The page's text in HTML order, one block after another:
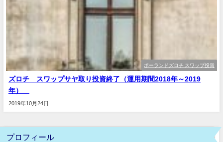
ポーランドズロチ スワップ投資
ズロチ スワップサヤ取り投資終了（運用期間2018年～2019
年）
2019年10月24日
プロフィール